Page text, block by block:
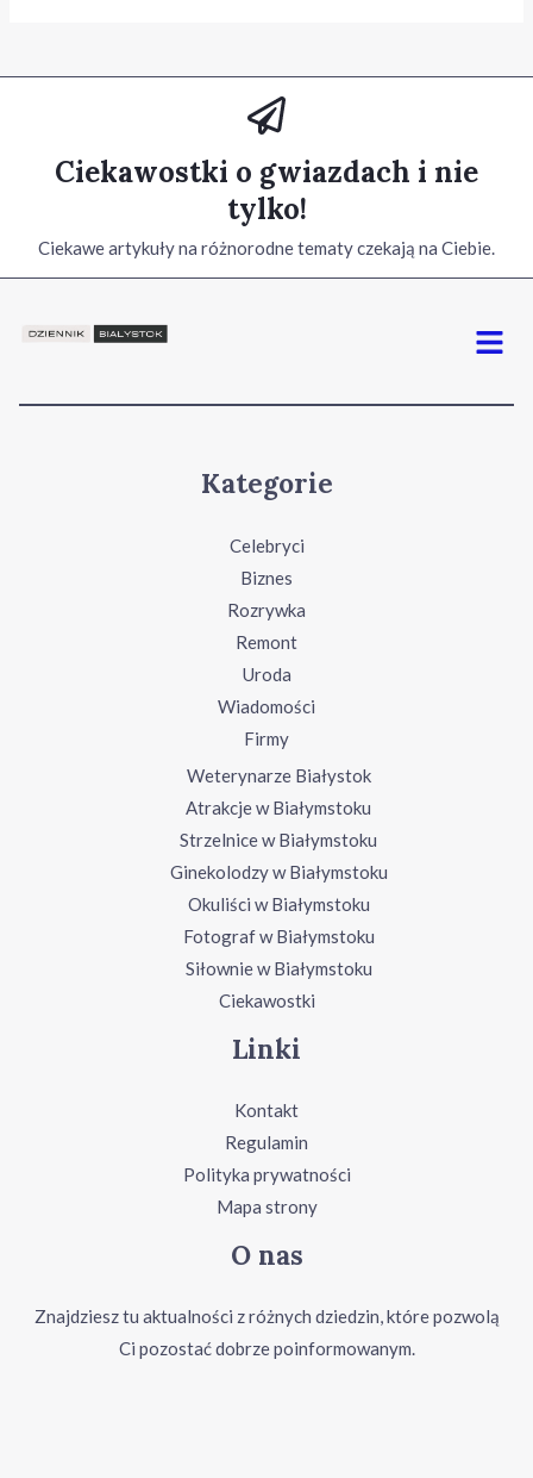
Ciekawostki o gwiazdach i nie
tylko!
Ciekawe artykuły na różnorodne tematy czekają na Ciebie.
Menu
Kategorie
Celebryci
Biznes
Rozrywka
Remont
Uroda
Wiadomości
Firmy
Weterynarze Białystok
Atrakcje w Białymstoku
Strzelnice w Białymstoku
Ginekolodzy w Białymstoku
Okuliści w Białymstoku
Fotograf w Białymstoku
Siłownie w Białymstoku
Ciekawostki
Linki
Kontakt
Regulamin
Polityka prywatności
Mapa strony
O nas
Znajdziesz tu aktualności z różnych dziedzin, które pozwolą
Ci pozostać dobrze poinformowanym.